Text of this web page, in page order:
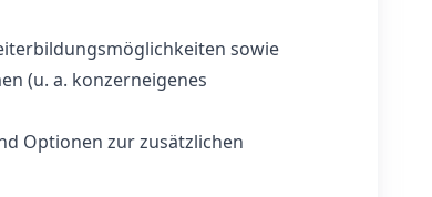
sowie
(u. a. konzerneigenes
Optionen zur zusätzlichen